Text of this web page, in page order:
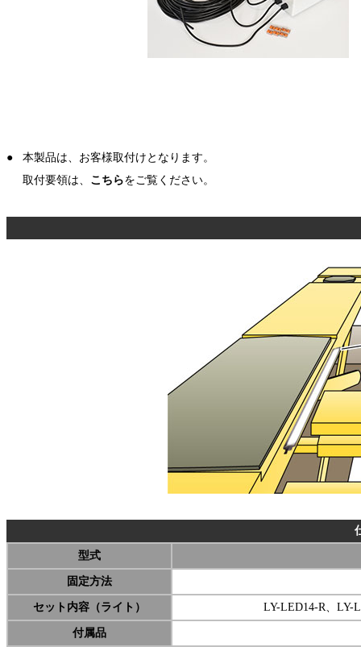
●
本製品は、お客様取付けとなります。
取付要領は、 こちらをご覧ください。
型式
固定方法
セット内容（ライト） LY-LED14-R、LY-
付属品